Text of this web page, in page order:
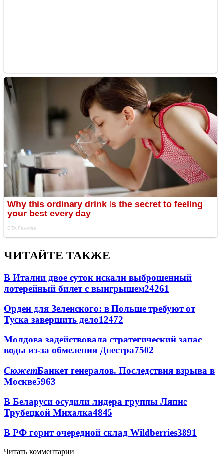
ЧИТАЙТЕ ТАКЖЕ
В Италии двое суток искали выброшенный
лотерейный билет с выигрышем24261
Орден для Зеленского: в Польше требуют от
Туска завершить дело12472
Молдова задействовала стратегический запас
воды из-за обмеления Днестра7502
СюжетБанкет генералов. Последствия взрыва в
Москве5963
В Беларуси осудили лидера группы Ляпис
Трубецкой Михалка4845
В РФ горит очередной склад Wildberries3891
Читать комментарии